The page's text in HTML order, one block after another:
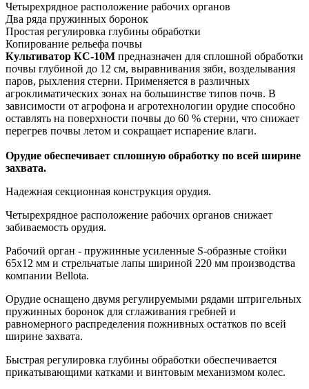
Четырехрядное расположение рабочих органов
Два ряда пружинных боронок
Простая регулировка глубины обработки
Копирование рельефа почвы
Культиватор КС-10М предназначен для сплошной обработки
почвы глубиной до 12 см, выравнивания зяби, возделывания
паров, рыхления стерни. Применяется в различных
агроклиматических зонах на большинстве типов почв. В
зависимости от агрофона и агротехнологии орудие способно
оставлять на поверхности почвы до 60 % стерни, что снижает
перегрев почвы летом и сокращает испарение влаги.
Орудие обеспечивает сплошную обработку по всей ширине
захвата.
Надежная секционная конструкция орудия.
Четырехрядное расположение рабочих органов снижает
забиваемость орудия.
Рабочий орган - пружинные усиленные S-образные стойки
65х12 мм и стрельчатые лапы шириной 220 мм производства
компании Bellota.
Орудие оснащено двумя регулируемыми рядами штригельных
пружинных боронок для сглаживания гребней и
равномерного распределения пожнивных остатков по всей
ширине захвата.
Быстрая регулировка глубины обработки обеспечивается
прикатывающими катками и винтовым механизмом колес.